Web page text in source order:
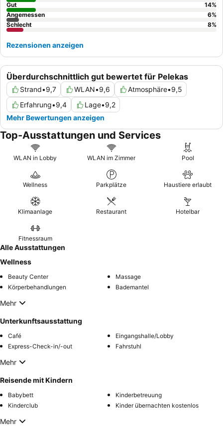
in den hochgelobten Restaurants
oder dem
aufMeeresfrüchte spezialisierten Meze
Überdurchschnittlich gut bewertet für Pelekas
Strand•9,7 WLAN•9,6 Atmosphäre•9,5
Erfahrung•9,4 Lage•9,2
Mehr Bewertungen anzeigen
Gut
14%
Angemessen
6%
Schlecht
8%
Rezensionen anzeigen
Top-Ausstattungen und Services
WLAN in Lobby WLAN im Zimmer Pool
Wellness Parkplätze Haustiere erlaubt
Klimaanlage Restaurant Hotelbar
Fitnessraum
Alle Ausstattungen
Wellness
Beauty Center
Massage
Körperbehandlungen
Bademantel
Mehr
Unterkunftsausstattung
Café
Eingangshalle/Lobby
Express-Check-in/-out
Fahrstuhl
Mehr
Reisende mit Kindern
Babybett
Kinderbetreuung
Kinderclub
Kinder übernachten kostenlos
Mehr